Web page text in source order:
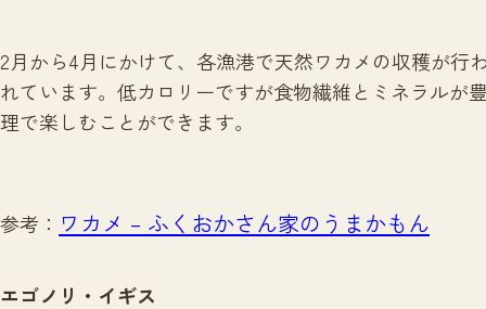
2月から4月にかけて、各漁港で天然ワカメの収穫が
れています。低カロリーですが食物繊維とミネラルが
理で楽しむことができます。
参考： ワカメ – ふくおかさん家のうまかもん
エゴノリ・イギス